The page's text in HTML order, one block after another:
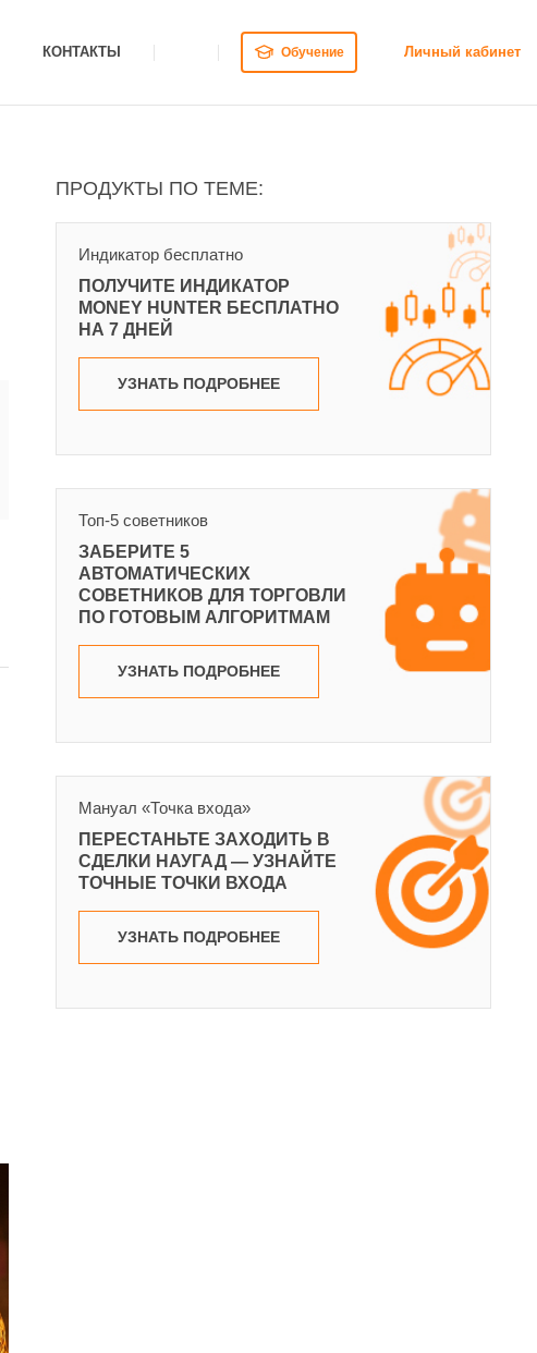
КОНТАКТЫ Обучение Личный кабинет
ПРОДУКТЫ ПО ТЕМЕ:
Индикатор бесплатно
ПОЛУЧИТЕ ИНДИКАТОР
MONEY HUNTER БЕСПЛАТНО
НА 7 ДНЕЙ
УЗНАТЬ ПОДРОБНЕЕ
Топ-5 советников
ЗАБЕРИТЕ 5
АВТОМАТИЧЕСКИХ
СОВЕТНИКОВ ДЛЯ ТОРГОВЛИ
ПО ГОТОВЫМ АЛГОРИТМАМ
УЗНАТЬ ПОДРОБНЕЕ
Мануал «Точка входа»
ПЕРЕСТАНЬТЕ ЗАХОДИТЬ В
СДЕЛКИ НАУГАД — УЗНАЙТЕ
ТОЧНЫЕ ТОЧКИ ВХОДА
УЗНАТЬ ПОДРОБНЕЕ